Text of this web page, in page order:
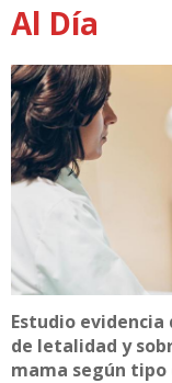
Al Día
Estudio
de letalidad y
mama según tipo